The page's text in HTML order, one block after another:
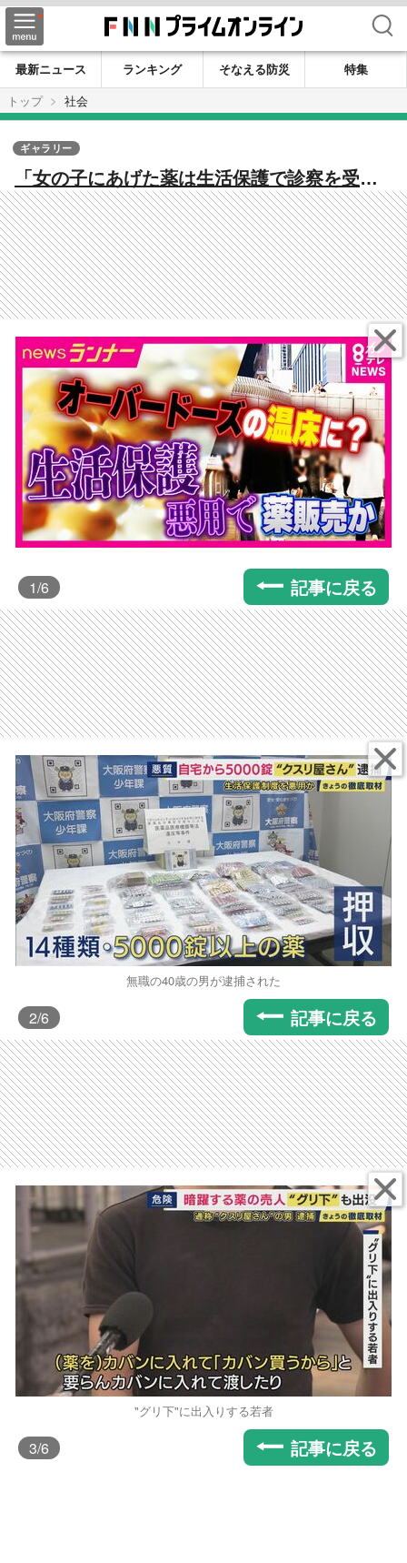
検索
最新ニュース ランキング そなえる防災
特集
トップ
社会
「女の子にあげた薬は生活保護で診察を受け
て処方された薬です」医療費全額免除制度を
悪用 ”グリ下の薬屋さん” 市販薬の規制強
化が生んだ闇市場の実態 大阪・ミナミ
ギャラリー
1/6 記事に戻る
無職の40歳の男が逮捕された
2/6 記事に戻る
"グリ下"に出入りする若者
3/6 記事に戻る